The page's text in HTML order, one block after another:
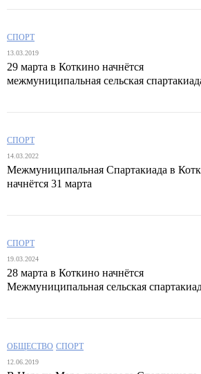
СПОРТ
13.03.2019
29 марта в Коткино начнётся
межмуниципальная сельская
СПОРТ
14.03.2022
Межмуниципальная Спартакиада в
начнётся 31 марта
СПОРТ
19.03.2024
28 марта в Коткино начнётся
Межмуниципальная сельская
ОБЩЕСТВО СПОРТ
12.06.2019